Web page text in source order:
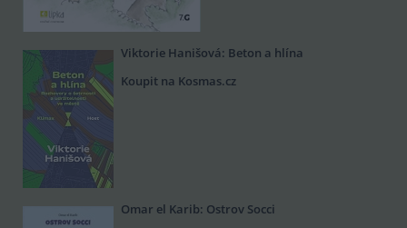
Viktorie Hanišová: Beton a hlína
Koupit na Kosmas.cz
Omar el Karib: Ostrov Socci